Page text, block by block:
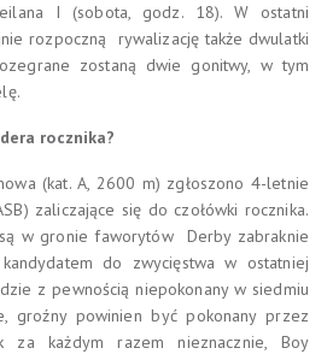
I (sobota, godz. 18). W ostatni
rozpoczną rywalizację także dwulatki
zostaną dwie gonitwy, w tym
rocznika?
(kat. A, 2600 m) zgłoszono 4-letnie
zaliczające się do czołówki rocznika.
w gronie faworytów Derby zabraknie
do zwycięstwa w ostatniej
z pewnością niepokonany w siedmiu
groźny powinien być pokonany przez
za każdym razem nieznacznie, Boy